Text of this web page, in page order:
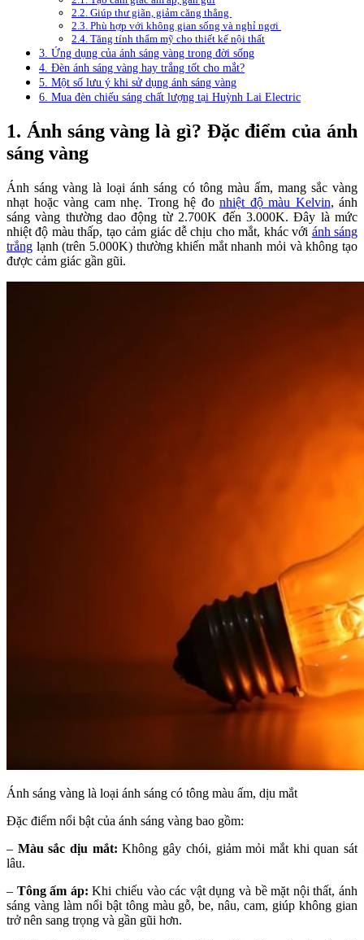
2.2. Giúp thư giãn, giảm căng thẳng
2.3. Phù hợp với không gian sống và nghỉ ngơi
2.4. Tăng tính thẩm mỹ cho thiết kế nội thất
3. Ứng dụng của ánh sáng vàng trong đời sống
4. Đèn ánh sáng vàng hay trắng tốt cho mắt?
5. Một số lưu ý khi sử dụng ánh sáng vàng
6. Mua đèn chiếu sáng chất lượng tại Huỳnh Lai Electric
1. Ánh sáng vàng là gì? Đặc điểm của ánh
sáng vàng
Ánh sáng vàng là loại ánh sáng có tông màu ấm, mang sắc vàng
nhạt hoặc vàng cam nhẹ. Trong hệ đo nhiệt độ màu Kelvin, ánh
sáng vàng thường dao động từ 2.700K đến 3.000K. Đây là mức
nhiệt độ màu thấp, tạo cảm giác dễ chịu cho mắt, khác với ánh sáng
trắng lạnh (trên 5.000K) thường khiến mắt nhanh mỏi và không tạo
được cảm giác gần gũi.
Ánh sáng vàng là loại ánh sáng có tông màu ấm, dịu mắt
Đặc điểm nổi bật của ánh sáng vàng bao gồm:
– Màu sắc dịu mắt:Không gây chói, giảm mỏi mắt khi quan sát
lâu.
– Tông ấm áp: Khi chiếu vào các vật dụng và bề mặt nội thất, ánh
sáng vàng làm nổi bật tông màu gỗ, be, nâu, cam, giúp không gian
trở nên sang trọng và gần gũi hơn.